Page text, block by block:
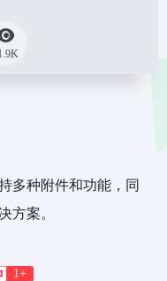
多种附件和功能，同
方案。
1+